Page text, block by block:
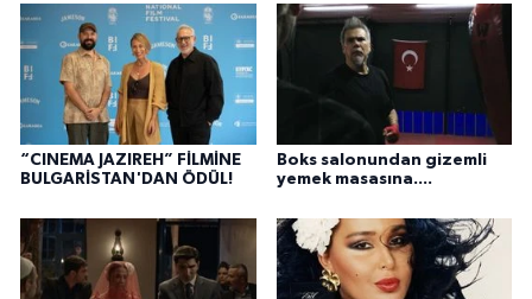
“CINEMA JAZIREH” FİLMİNE
BULGARİSTAN'DAN ÖDÜL!
Boks salonundan gizemli
yemek masasına....